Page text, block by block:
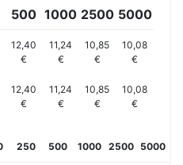
500 1000 2500 5000
12,40
€
11,24
€
10,85
€
10,08
€
12,40
€
11,24
€
10,85
€
10,08
€
250 500 1000 2500 5000